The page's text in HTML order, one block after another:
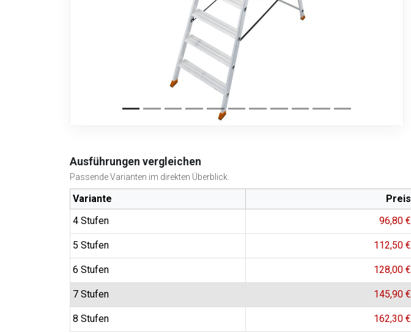
Ausführungen vergleichen
Passende Varianten im direkten Überblick.
Variante Preis
4 Stufen
96,80 €
5 Stufen 112,50 €
6 Stufen 128,00 €
7 Stufen 145,90 €
8 Stufen 162,30 €